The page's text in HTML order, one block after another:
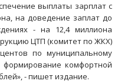
выплаты зарплат с
на доведение заплат до
- на 12,4 миллиона
ЦТП (комитет по ЖКХ)
по муниципальному
формирование комфортной
- пишет издание.